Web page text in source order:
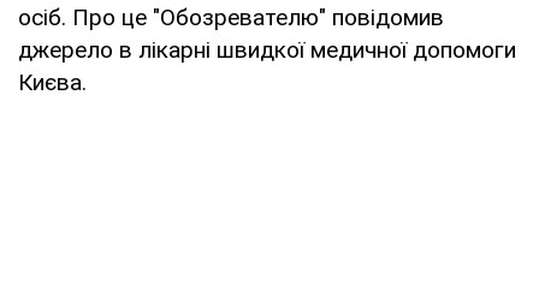
осіб. Про це "Обозревателю" повідомив
джерело в лікарні швидкої медичної допомоги
Києва.